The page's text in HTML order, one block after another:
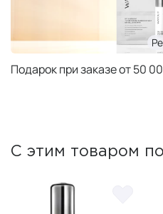
Подарок при заказе от 50
С этим товаром